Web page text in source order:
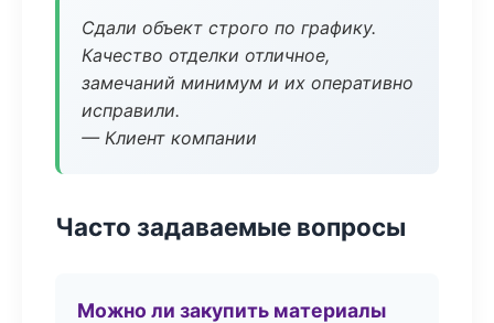
Сдали объект строго по графику.
Качество отделки отличное,
замечаний минимум и их оперативно
исправили.
— Клиент компании
Часто задаваемые вопросы
Можно ли закупить материалы